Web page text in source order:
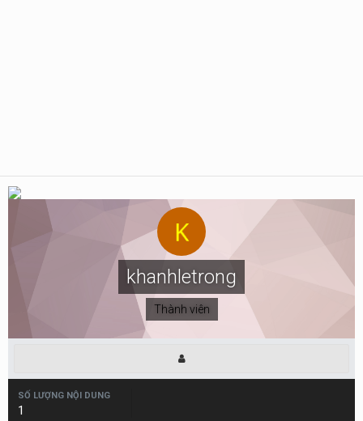
khanhletrong
Thành viên
SỐ LƯỢNG NỘI DUNG
1